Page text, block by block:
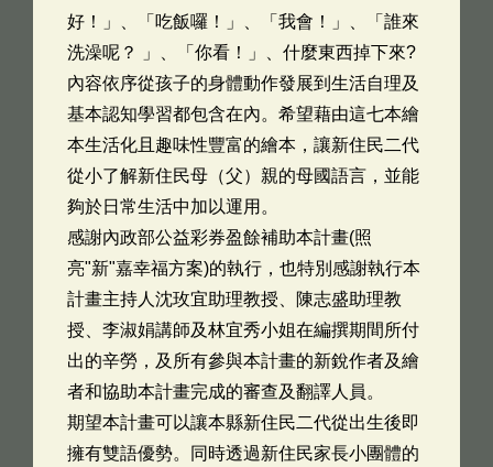
好！」、「吃飯囉！」、「我會！」、「誰來
洗澡呢？ 」、「你看！」、什麼東西掉下來?
內容依序從孩子的身體動作發展到生活自理及
基本認知學習都包含在內。希望藉由這七本繪
本生活化且趣味性豐富的繪本，讓新住民二代
從小了解新住民母（父）親的母國語言，並能
夠於日常生活中加以運用。
感謝內政部公益彩券盈餘補助本計畫(照
亮"新"嘉幸福方案)的執行，也特別感謝執行本
計畫主持人沈玫宜助理教授、陳志盛助理教
授、李淑娟講師及林宜秀小姐在編撰期間所付
出的辛勞，及所有參與本計畫的新銳作者及繪
者和協助本計畫完成的審查及翻譯人員。
期望本計畫可以讓本縣新住民二代從出生後即
擁有雙語優勢。同時透過新住民家長小團體的